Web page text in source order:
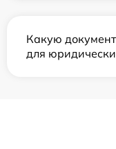
Какую
для